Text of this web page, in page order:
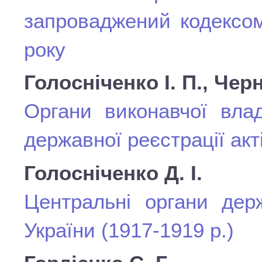
запроваджений
року
Голосніченко І. П.,
Органи виконавчої
державної реєстрації
Голосніченко Д. І.
Центральні органи
України (1917-1919 р.)